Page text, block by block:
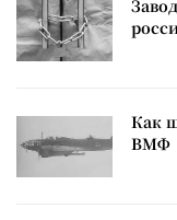
Как
ВМФ